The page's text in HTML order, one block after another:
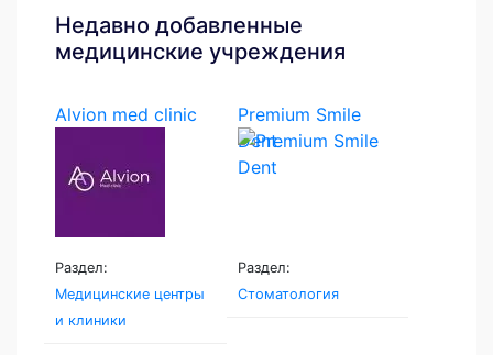
Недавно добавленные
медицинские учреждения
Alvion med clinic
Раздел:
Медицинские центры
и клиники
Premium Smile
Dent
Раздел:
Стоматология